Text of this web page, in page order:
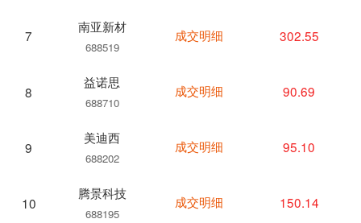
7
南亚新材
688519
8
益诺思
688710
9
美迪西
688202
10
腾景科技
688195
成交明细 302.55
成交明细 90.69
成交明细 95.10
成交明细 150.14